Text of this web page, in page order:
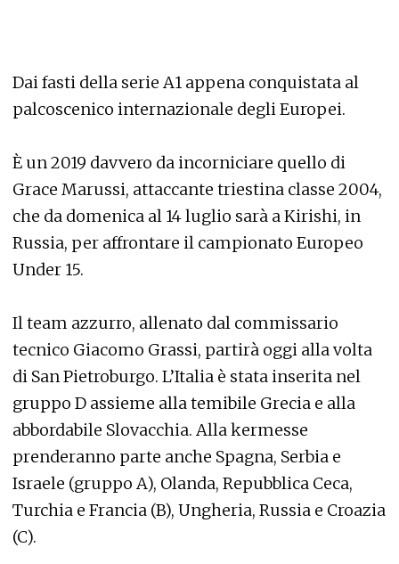
Dai fasti della serie A1 appena conquistata al
palcoscenico internazionale degli Europei.
È un 2019 davvero da incorniciare quello di
Grace Marussi, attaccante triestina classe 2004,
che da domenica al 14 luglio sarà a Kirishi, in
Russia, per affrontare il campionato Europeo
Under 15.
Il team azzurro, allenato dal commissario
tecnico Giacomo Grassi, partirà oggi alla volta
di San Pietroburgo. L’Italia è stata inserita nel
gruppo D assieme alla temibile Grecia e alla
abbordabile Slovacchia. Alla kermesse
prenderanno parte anche Spagna, Serbia e
Israele (gruppo A), Olanda, Repubblica Ceca,
Turchia e Francia (B), Ungheria, Russia e Croazia
(C).